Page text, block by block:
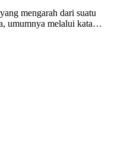
mengarah dari suatu
umumnya melalui kata…